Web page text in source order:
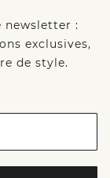
newsletter :
exclusives,
de style.